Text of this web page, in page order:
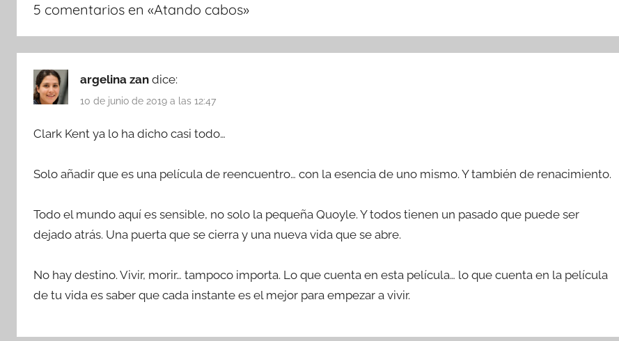
5 comentarios en «Atando cabos»
argelina zan dice:
10 de junio de 2019 a las 12:47
Clark Kent ya lo ha dicho casi todo…
Solo añadir que es una película de reencuentro… con la esencia de uno mismo. Y también de renacimiento.
Todo el mundo aquí es sensible, no solo la pequeña Quoyle. Y todos tienen un pasado que puede ser
dejado atrás. Una puerta que se cierra y una nueva vida que se abre.
No hay destino. Vivir, morir… tampoco importa. Lo que cuenta en esta película… lo que cuenta en la película
de tu vida es saber que cada instante es el mejor para empezar a vivir.